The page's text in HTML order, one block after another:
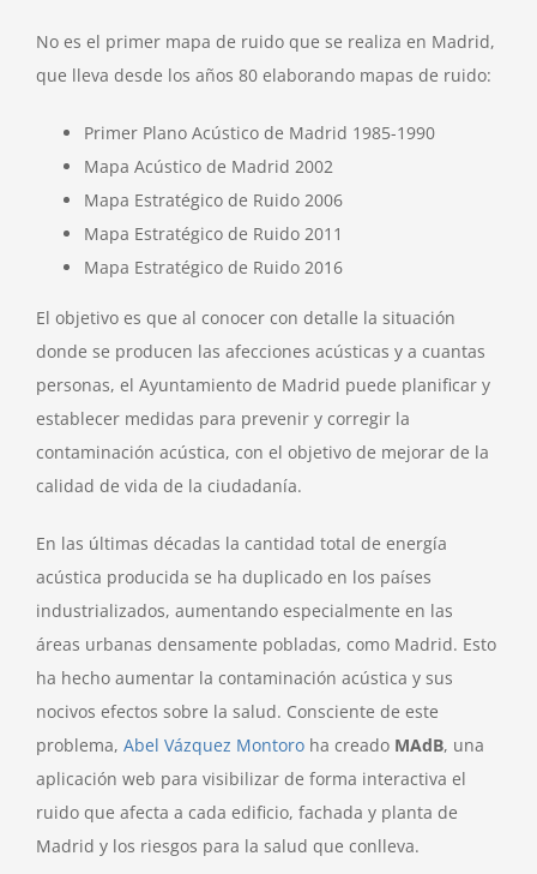
No es el primer mapa de ruido que se realiza en Madrid,
que lleva desde los años 80 elaborando mapas de ruido:
Primer Plano Acústico de Madrid 1985-1990
Mapa Acústico de Madrid 2002
Mapa Estratégico de Ruido 2006
Mapa Estratégico de Ruido 2011
Mapa Estratégico de Ruido 2016
El objetivo es que al conocer con detalle la situación
donde se producen las afecciones acústicas y a cuantas
personas, el Ayuntamiento de Madrid puede planificar y
establecer medidas para prevenir y corregir la
contaminación acústica, con el objetivo de mejorar de la
calidad de vida de la ciudadanía.
En las últimas décadas la cantidad total de energía
acústica producida se ha duplicado en los países
industrializados, aumentando especialmente en las
áreas urbanas densamente pobladas, como Madrid. Esto
ha hecho aumentar la contaminación acústica y sus
nocivos efectos sobre la salud. Consciente de este
problema, Abel Vázquez Montoro ha creado MAdB, una
aplicación web para visibilizar de forma interactiva el
ruido que afecta a cada edificio, fachada y planta de
Madrid y los riesgos para la salud que conlleva.